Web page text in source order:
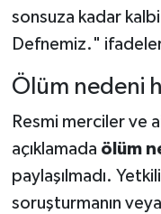
sonsuza kadar
Defnemiz."
Ölüm nedeni
Resmi merciler ve
açıklamada ölüm
paylaşılmadı.
soruşturmanın